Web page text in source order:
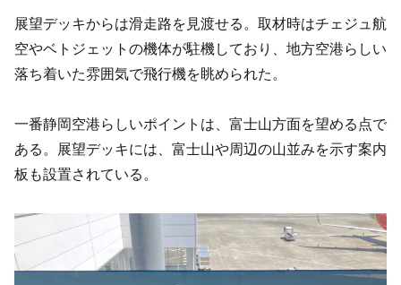
展望デッキからは滑走路を見渡せる。取材時はチェジュ航
空やベトジェットの機体が駐機しており、地方空港らしい
落ち着いた雰囲気で飛行機を眺められた。
一番静岡空港らしいポイントは、富士山方面を望める点で
ある。展望デッキには、富士山や周辺の山並みを示す案内
板も設置されている。